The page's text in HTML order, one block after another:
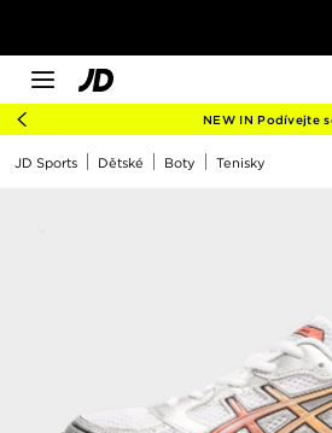
NEW IN Podívejte
JD Sports Dětské Boty Tenisky